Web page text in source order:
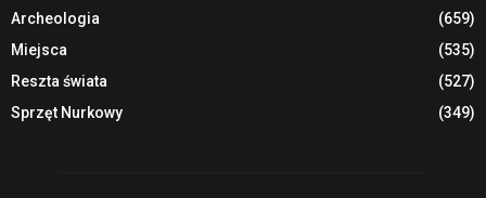
Archeologia
(659)
Miejsca
(535)
Reszta świata
(527)
Sprzęt Nurkowy
(349)